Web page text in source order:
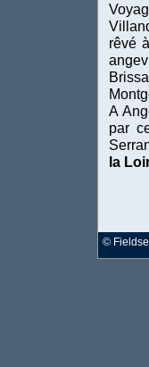
rêvé
A
par
la
©